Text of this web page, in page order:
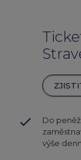
done
Do
výše